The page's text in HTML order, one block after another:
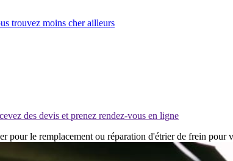
trouvez moins cher ailleurs
des devis et prenez rendez-vous en ligne
pour le remplacement ou réparation d'étrier de frein pour